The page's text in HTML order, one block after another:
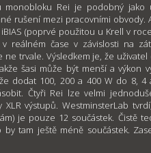
monobloku Rei je podobný
rušení mezi pracovními obvody.
(poprvé použitou u Krell v
reálném čase v závislosti na
trvale. Výsledkem je, že
šasi může být menší a výkon
dodat 100, 200 a 400 W do 8,
Čtyři Rei lze velmi
výstupů. WestminsterLab
je pouze 12 součástek. Čistě
by tam ještě méně součástek.